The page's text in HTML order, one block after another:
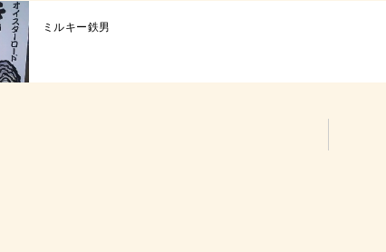
ミルキー鉄男